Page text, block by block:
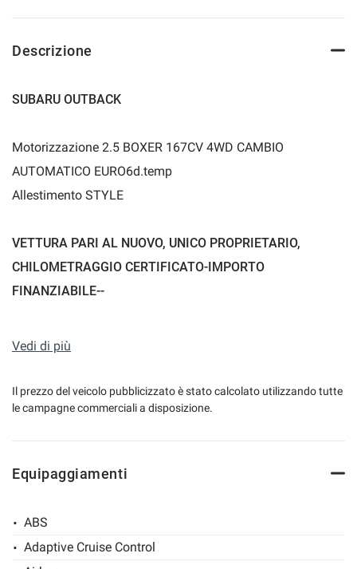
Descrizione
SUBARU OUTBACK
Motorizzazione 2.5 BOXER 167CV 4WD CAMBIO
AUTOMATICO EURO6d.temp
Allestimento STYLE
VETTURA PARI AL NUOVO, UNICO PROPRIETARIO,
CHILOMETRAGGIO CERTIFICATO-IMPORTO
FINANZIABILE--
Cerchi in lega da 18" satinati
FARI LED
Trazione integrale
Sedili anteriori + posteriori riscaldabili
Sensori di parcheggio posteriori
Vetri posteriori oscurati
Vedi di più
Il prezzo del veicolo pubblicizzato è stato calcolato utilizzando tutte
le campagne commerciali a disposizione.
Equipaggiamenti
ABS
Adaptive Cruise Control
e
modificare
tue
scelte
qualsiasi
momento.
Cookie di marketing
Leggi
la
cookie